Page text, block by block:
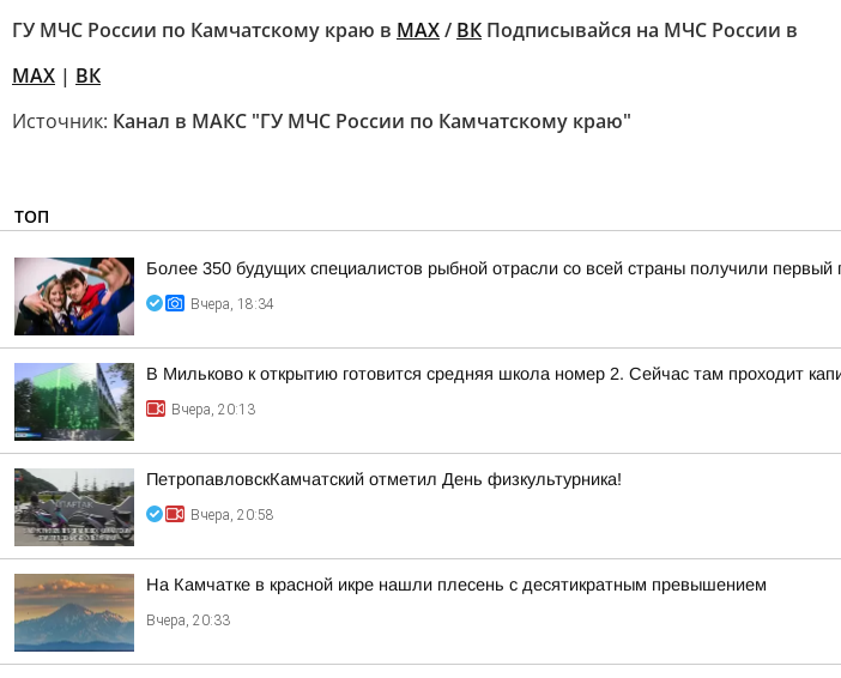
ГУ МЧС России по Камчатскому краю в МАХ/ ВК Подписывайся на МЧС России в
MAX | ВК
Источник: Канал в МАКС "ГУ МЧС России по Камчатскому краю"
ТОП
Более 350 будущих специалистов рыбной отрасли со всей страны получили
Вчера, 18:34
В Мильково к открытию готовится средняя школа номер 2. Сейчас там проходит
Вчера, 20:13
ПетропавловскКамчатский отметил День физкультурника!
Вчера, 20:58
На Камчатке в красной икре нашли плесень с десятикратным превышением
Вчера, 20:33